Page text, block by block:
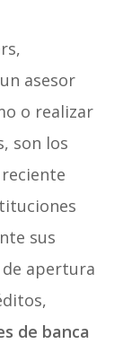
asesor
o realizar
son los
sus
apertura
de banca